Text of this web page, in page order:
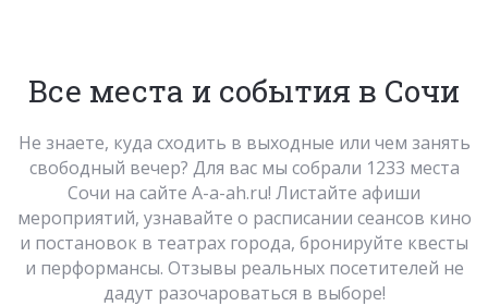
Все места и события в Сочи
Не знаете, куда сходить в выходные или чем занять
свободный вечер? Для вас мы собрали 1233 места
Сочи на сайте A-a-ah.ru! Листайте афиши
мероприятий, узнавайте о расписании сеансов кино
и постановок в театрах города, бронируйте квесты
и перформансы. Отзывы реальных посетителей не
дадут разочароваться в выборе!